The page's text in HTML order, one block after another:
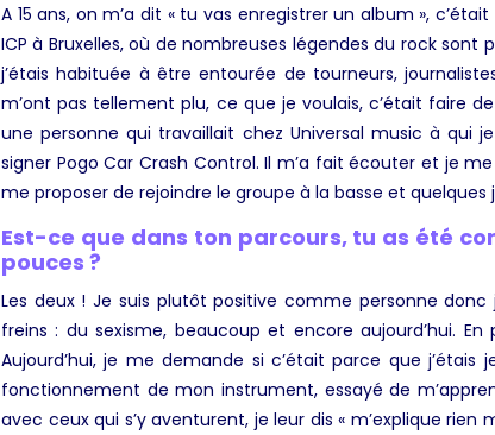
A 15 ans, on m’a dit « tu vas enregistrer un album »,
ICP à Bruxelles, où de nombreuses légendes du rock
j’étais habituée à être entourée de tourneurs,
m’ont pas tellement plu, ce que je voulais, c’était faire
une personne qui travaillait chez Universal music à qui
signer Pogo Car Crash Control. Il m’a fait écouter et je
me proposer de rejoindre le groupe à la basse et quelques
Est-ce que dans ton parcours, tu as été
pouces ?
Les deux ! Je suis plutôt positive comme personne
freins : du sexisme, beaucoup et encore aujourd’hui.
Aujourd’hui, je me demande si c’était parce que
fonctionnement de mon instrument, essayé de
avec ceux qui s’y aventurent, je leur dis « m’explique